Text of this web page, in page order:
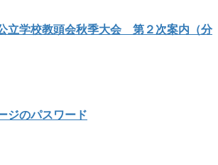
立学校教頭会秋季大会 第２次案内（分
ジのパスワード